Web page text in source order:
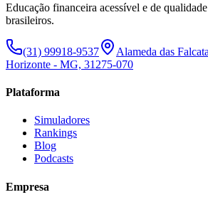
Educação financeira acessível e de
brasileiros.
(31) 99918-9537
Alameda das
Horizonte - MG, 31275-070
Plataforma
Simuladores
Rankings
Blog
Podcasts
Empresa